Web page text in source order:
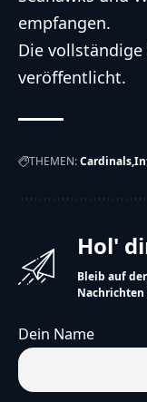
empfangen.
Die
veröffentlicht.
THEMEN:Cardinals
Hol'
Bleib auf
Dein Name